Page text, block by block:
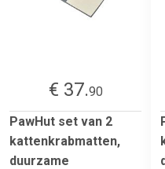
€ 37.90
PawHut set van 2
kattenkrabmatten,
duurzame